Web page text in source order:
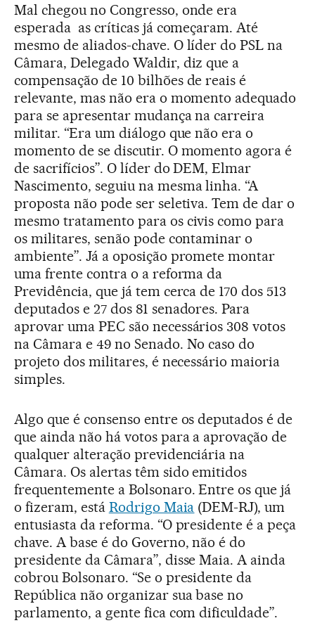
Mal chegou no Congresso, onde era
esperada as críticas já começaram. Até
mesmo de aliados-chave. O líder do PSL na
Câmara, Delegado Waldir, diz que a
compensação de 10 bilhões de reais é
relevante, mas não era o momento adequado
para se apresentar mudança na carreira
militar. “Era um diálogo que não era o
momento de se discutir. O momento agora é
de sacrifícios”. O líder do DEM, Elmar
Nascimento, seguiu na mesma linha. “A
proposta não pode ser seletiva. Tem de dar o
mesmo tratamento para os civis como para
os militares, senão pode contaminar o
ambiente”. Já a oposição promete montar
uma frente contra o a reforma da
Previdência, que já tem cerca de 170 dos 513
deputados e 27 dos 81 senadores. Para
aprovar uma PEC são necessários 308 votos
na Câmara e 49 no Senado. No caso do
projeto dos militares, é necessário maioria
simples.
Algo que é consenso entre os deputados é de
que ainda não há votos para a aprovação de
qualquer alteração previdenciária na
Câmara. Os alertas têm sido emitidos
frequentemente a Bolsonaro. Entre os que já
o fizeram, está Rodrigo Maia (DEM-RJ), um
entusiasta da reforma. “O presidente é a peça
chave. A base é do Governo, não é do
presidente da Câmara”, disse Maia. A ainda
cobrou Bolsonaro. “Se o presidente da
República não organizar sua base no
parlamento, a gente fica com dificuldade”.